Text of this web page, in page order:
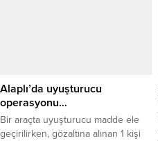
Gençlik ve Spor...
Alaplı’da uyuşturucu
operasyonu…
Bir araçta uyuşturucu madde ele
geçirilirken, gözaltına alınan 1 kişi